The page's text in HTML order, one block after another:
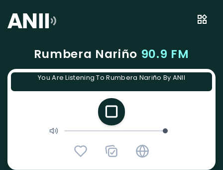
Rumbera Nariño 90.9 FM
You Are Listening To Rumbera Nariño By ANII